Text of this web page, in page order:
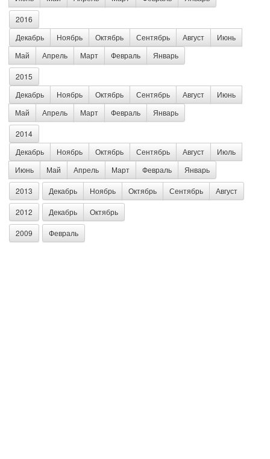
2016
Декабрь
Ноябрь Октябрь Сентябрь Август
Июнь
Май
Апрель Март Февраль Январь
2015
Декабрь
Ноябрь Октябрь Сентябрь Август
Июнь
Май
Апрель Март Февраль Январь
2014
Декабрь
Ноябрь Октябрь Сентябрь Август
Июль
Июнь
Май Апрель Март Февраль Январь
2013 Декабрь Ноябрь Октябрь Сентябрь Август
2012 Декабрь Октябрь
2009 Февраль